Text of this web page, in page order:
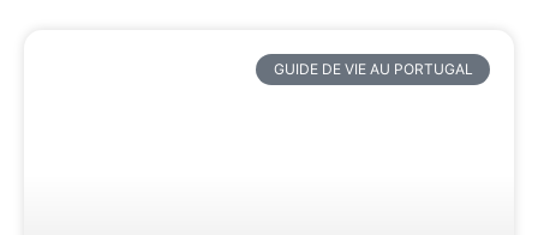
GUIDE DE VIE AU PORTUGAL